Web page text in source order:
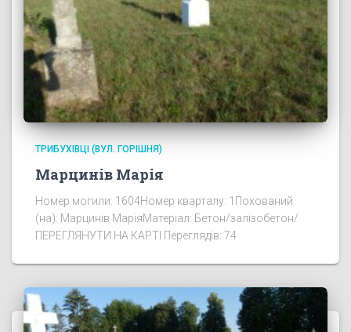
ТРИБУХІВЦІ (ВУЛ. ГОРІШНЯ)
Марцинів Марія
Номер могили: 1604Номер кварталу: 1Похований
(на): Марцинів МаріяМатеріал: Бетон/залізобетон/
ПЕРЕГЛЯНУТИ НА КАРТІ Переглядів: 74